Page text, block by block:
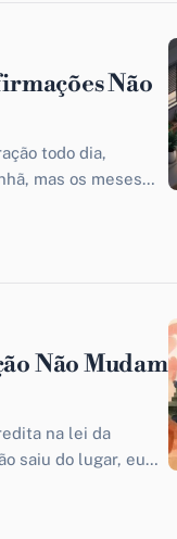
Não
todo dia,
mas os meses
Não Mudam
na lei da
saiu do lugar, eu